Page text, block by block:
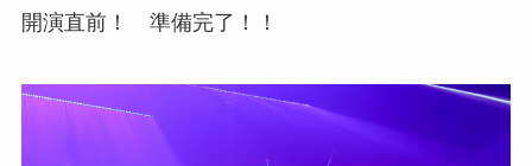
開演直前！ 準備完了！！